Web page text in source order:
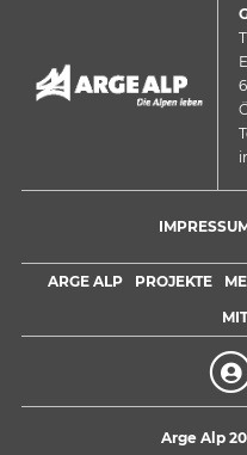
ARGE ALP PROJEKTE
Arge Alp